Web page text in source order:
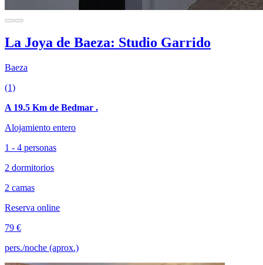
La Joya de Baeza: Studio Garrido
Baeza
(1)
A 19.5 Km de Bedmar .
Alojamiento entero
1 - 4 personas
2 dormitorios
2 camas
Reserva online
79 €
pers./noche (aprox.)